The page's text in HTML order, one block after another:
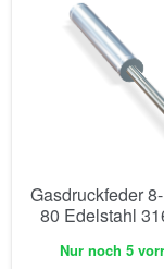
Gasdruckfeder
80 Edelstahl
Nur noch 5